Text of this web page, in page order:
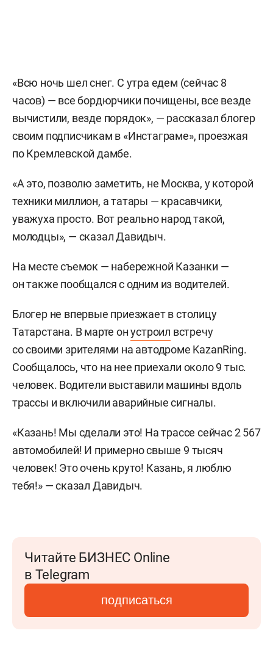
«Всю ночь шел снег. С утра едем (сейчас 8
часов) — все бордюрчики почищены, все везде
вычистили, везде порядок», — рассказал блогер
своим подписчикам в «Инстаграме», проезжая
по Кремлевской дамбе.
«А это, позволю заметить, не Москва, у которой
техники миллион, а татары — красавчики,
уважуха просто. Вот реально народ такой,
молодцы», — сказал Давидыч.
На месте съемок — набережной Казанки —
он также пообщался с одним из водителей.
Блогер не впервые приезжает в столицу
Татарстана. В марте онустроил встречу
со своими зрителями на автодроме KazanRing.
Сообщалось, что на нее приехали около 9 тыс.
человек. Водители выставили машины вдоль
трассы и включили аварийные сигналы.
«Казань! Мы сделали это! На трассе сейчас 2 567
автомобилей! И примерно свыше 9 тысяч
человек! Это очень круто! Казань, я люблю
тебя!» — сказал Давидыч.
Читайте БИЗНЕС Online
в Telegram
подписаться